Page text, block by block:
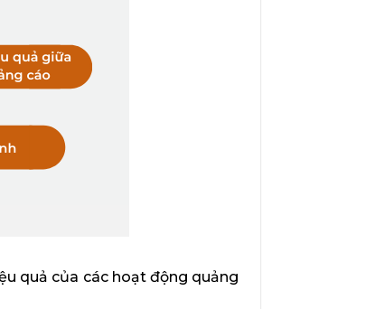
quả của các hoạt động quảng